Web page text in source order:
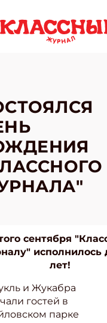
сентября
исполнилось
лет!
и Жукабра
гостей в
парке